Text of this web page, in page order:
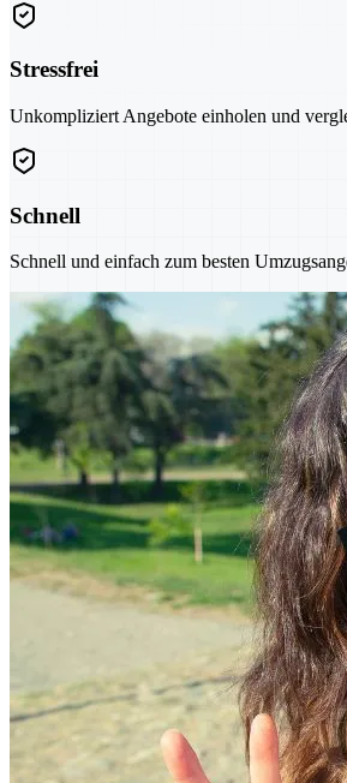
Stressfrei
Unkompliziert Angebote einholen und
Schnell
Schnell und einfach zum besten